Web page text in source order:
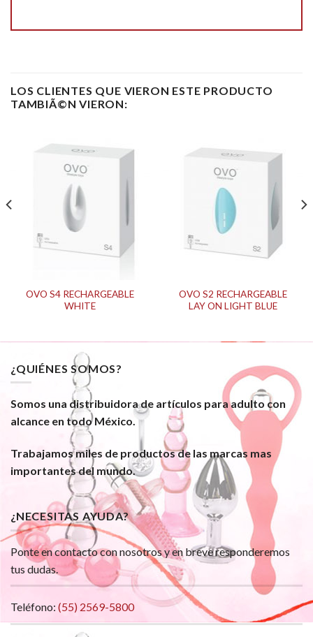
LOS CLIENTES QUE VIERON ESTE PRODUCTO
TAMBIÃ©N VIERON:
OVO S4 RECHARGEABLE
WHITE
OVO S2 RECHARGEABLE
LAY ON LIGHT BLUE
¿QUIÉNES SOMOS?
Somos una distribuidora de artículos para adulto con
alcance en todo México.
Trabajamos miles de productos de las marcas mas
importantes del mundo.
¿NECESITAS AYUDA?
Ponte en contacto con nosotros y en breve responderemos
tus dudas.
Teléfono: (55) 2569-5800